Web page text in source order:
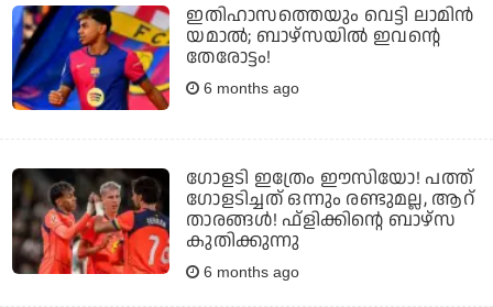
ഇതിഹാസത്തെയും വെട്ടി ലാമിന്‍
യമാല്‍; ബാഴ്‌സയില്‍ ഇവന്റെ
തേരോട്ടം!
6 months ago
ഗോളടി ഇത്രേം ഈസിയോ! പത്ത്
ഗോളടിച്ചത് ഒന്നും രണ്ടുമല്ല, ആറ്
താരങ്ങള്‍! ഫ്‌ളിക്കിന്റെ ബാഴ്‌സ
കുതിക്കുന്നു
6 months ago